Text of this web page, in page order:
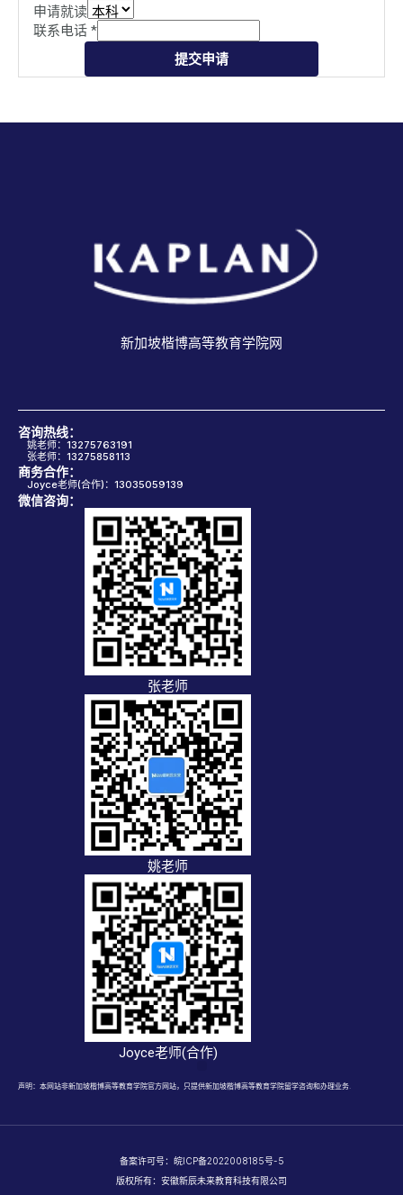
申请就读
联系电话 *
提交申请
新加坡楷博高等教育学院网
咨询热线：
姚老师：13275763191
张老师：13275858113
商务合作：
Joyce老师(合作)：13035059139
微信咨询：
张老师
姚老师
Joyce老师(合作)
声明：本网站非新加坡楷博高等教育学院官方网站，只提供新加坡楷博高等教育学院留学咨询和办理业务.
备案许可号： 皖ICP备2022008185号-5
版权所有：安徽新辰未来教育科技有限公司